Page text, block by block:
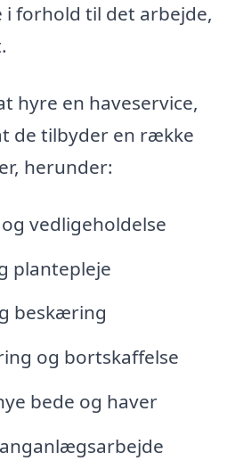
forhold til det arbejde,
hyre en haveservice,
de tilbyder en række
herunder:
vedligeholdelse
plantepleje
beskæring
og bortskaffelse
bede og haver